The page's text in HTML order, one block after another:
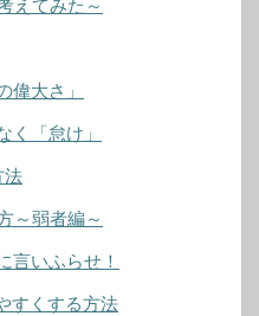
えてみた～
偉大さ」
く「怠け」
法
～弱者編～
言いふらせ！
すくする方法